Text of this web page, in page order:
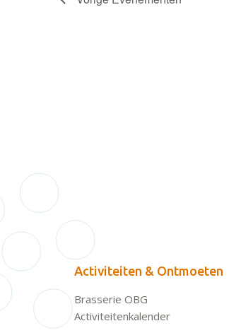
Activiteiten & Ontmoeten
Brasserie OBG
Activiteitenkalender